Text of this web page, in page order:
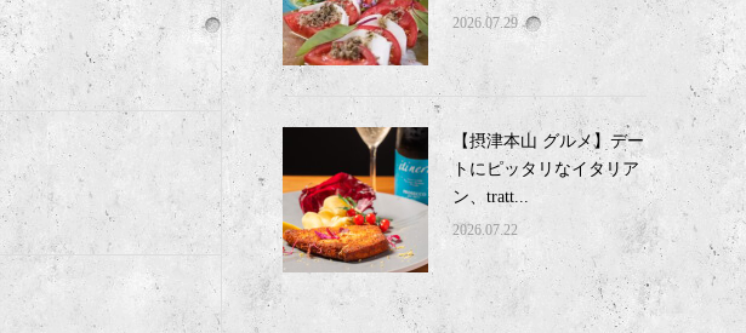
2026.07.29
【摂津本山 グルメ】デー
トにピッタリなイタリア
ン、tratt...
2026.07.22